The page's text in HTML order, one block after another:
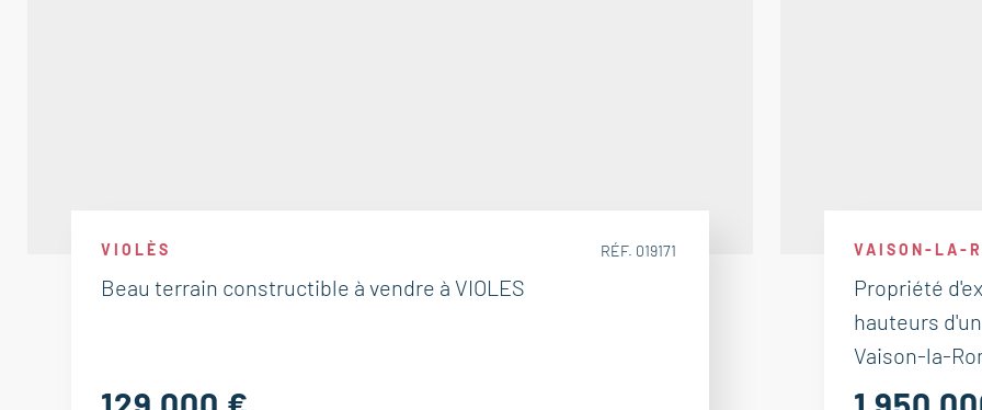
VIOLÈS
Beau terrain constructible à vendre à VIOLES
RÉF. 019171 VAISON-LA-
Propriété
hauteurs
Vaison-la-